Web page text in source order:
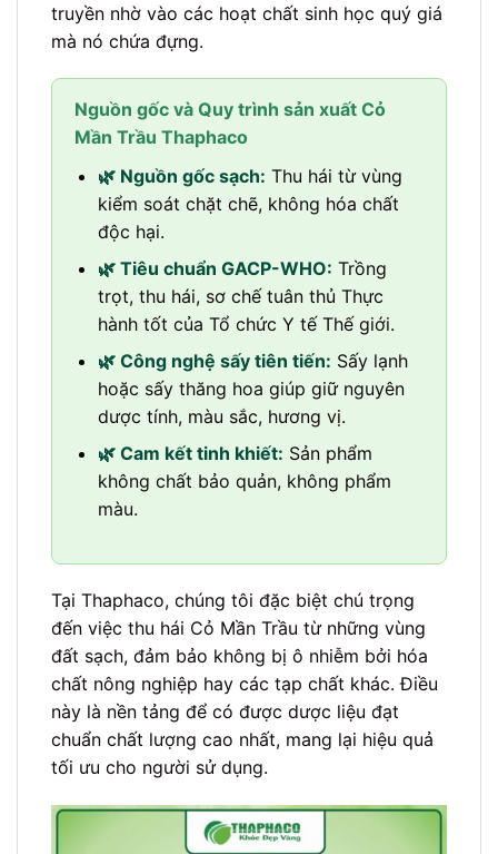
truyền nhờ vào các hoạt chất sinh học quý giá
mà nó chứa đựng.
Nguồn gốc và Quy trình sản xuất Cỏ
Mần Trầu Thaphaco
🌿 Nguồn gốc sạch: Thu hái từ vùng
kiểm soát chặt chẽ, không hóa chất
độc hại.
🌿 Tiêu chuẩn GACP-WHO: Trồng
trọt, thu hái, sơ chế tuân thủ Thực
hành tốt của Tổ chức Y tế Thế giới.
🌿 Công nghệ sấy tiên tiến: Sấy lạnh
hoặc sấy thăng hoa giúp giữ nguyên
dược tính, màu sắc, hương vị.
🌿 Cam kết tinh khiết: Sản phẩm
không chất bảo quản, không phẩm
màu.
Tại Thaphaco, chúng tôi đặc biệt chú trọng
đến việc thu hái Cỏ Mần Trầu từ những vùng
đất sạch, đảm bảo không bị ô nhiễm bởi hóa
chất nông nghiệp hay các tạp chất khác. Điều
này là nền tảng để có được dược liệu đạt
chuẩn chất lượng cao nhất, mang lại hiệu quả
tối ưu cho người sử dụng.